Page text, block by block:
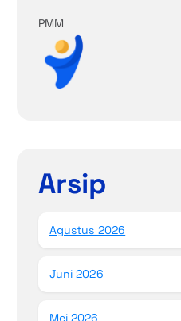
PMM
Arsip
Agustus 2026
Juni 2026
Mei 2026